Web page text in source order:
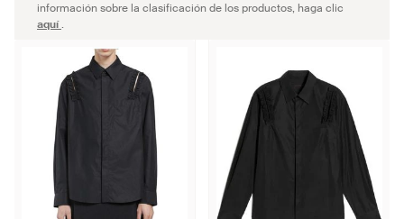
información sobre la clasificación de los productos, haga clic
aquí.